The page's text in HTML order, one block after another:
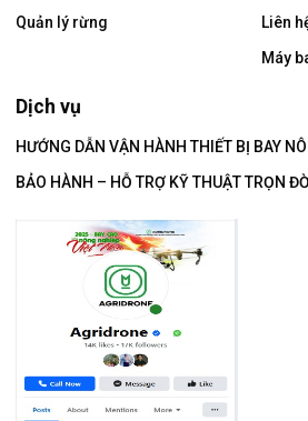
Quản lý rừng
Dịch vụ
HƯỚNG DẪN VẬN HÀNH THIẾT BỊ BAY
BẢO HÀNH – HỖ TRỢ KỸ THUẬT TRỌN
Liên
Máy